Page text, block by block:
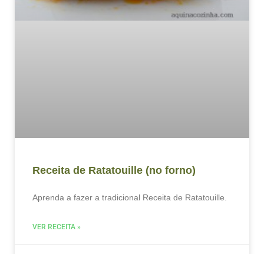
Receita de Ratatouille (no forno)
Aprenda a fazer a tradicional Receita de Ratatouille.
VER RECEITA »